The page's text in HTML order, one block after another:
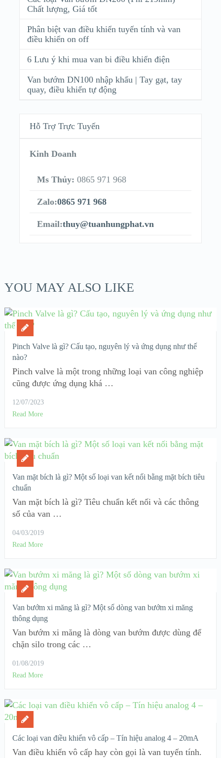
Chất lượng, Giá tốt
Phân biệt van điều khiển tuyến tính và van
điều khiển on off
6 Lưu ý khi mua van bi điều khiển điện
Van bướm DN100 nhập khẩu | Tay gạt, tay
quay, điều khiển tự động
Hỗ Trợ Trực Tuyến
Kinh Doanh
Ms Thủy: 0865 971 968
Zalo:0865 971 968
Email:thuy@tuanhungphat.vn
YOU MAY ALSO LIKE
Pinch Valve là gì? Cấu tạo, nguyên lý và ứng dụng như thế
nào?
Pinch valve là một trong những loại van công nghiệp
cũng được ứng dụng khá …
12/07/2023
Read More
Van mặt bích là gì? Một số loại van kết nối bằng mặt bích tiêu
chuẩn
Van mặt bích là gì? Tiêu chuẩn kết nối và các thông
số của van …
04/03/2019
Read More
Van bướm xi măng là gì? Một số dòng van bướm xi măng
thông dụng
Van bướm xi măng là dòng van bướm được dùng để
chặn silo trong các …
01/08/2019
Read More
Các loại van điều khiển vô cấp – Tín hiệu analog 4 – 20mA
Van điều khiển vô cấp hay còn gọi là van tuyến tính.